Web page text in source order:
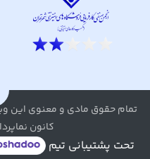
تمام حقوق مادی و معنوی این
کانون
تحت پشتیبانی تیم